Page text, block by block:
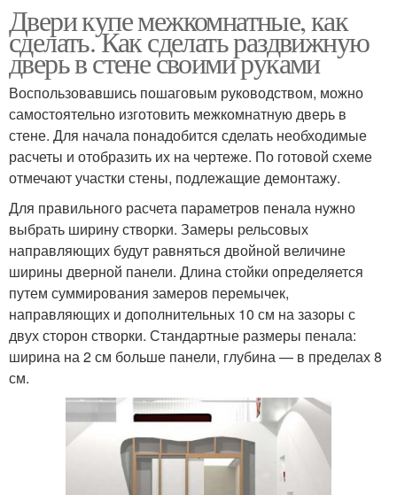
Двери купе межкомнатные, как
сделать. Как сделать раздвижную
дверь в стене своими руками
Воспользовавшись пошаговым руководством, можно
самостоятельно изготовить межкомнатную дверь в
стене. Для начала понадобится сделать необходимые
расчеты и отобразить их на чертеже. По готовой схеме
отмечают участки стены, подлежащие демонтажу.
Для правильного расчета параметров пенала нужно
выбрать ширину створки. Замеры рельсовых
направляющих будут равняться двойной величине
ширины дверной панели. Длина стойки определяется
путем суммирования замеров перемычек,
направляющих и дополнительных 10 см на зазоры с
двух сторон створки. Стандартные размеры пенала:
ширина на 2 см больше панели, глубина — в пределах 8
см.